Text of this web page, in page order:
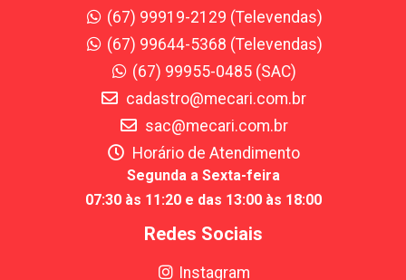
(67) 99919-2129 (Televendas)
(67) 99644-5368 (Televendas)
(67) 99955-0485 (SAC)
cadastro@mecari.com.br
sac@mecari.com.br
Horário de Atendimento
Segunda a Sexta-feira
07:30 às 11:20 e das 13:00 às 18:00
Redes Sociais
Instagram